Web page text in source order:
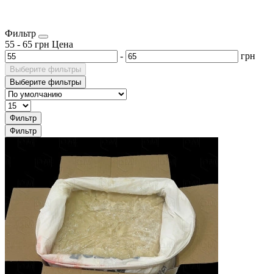
Фильтр
55 - 65 грн Цена
-
грн
Выберите фильтры
Выберите фильтры
Фильтр
Фильтр